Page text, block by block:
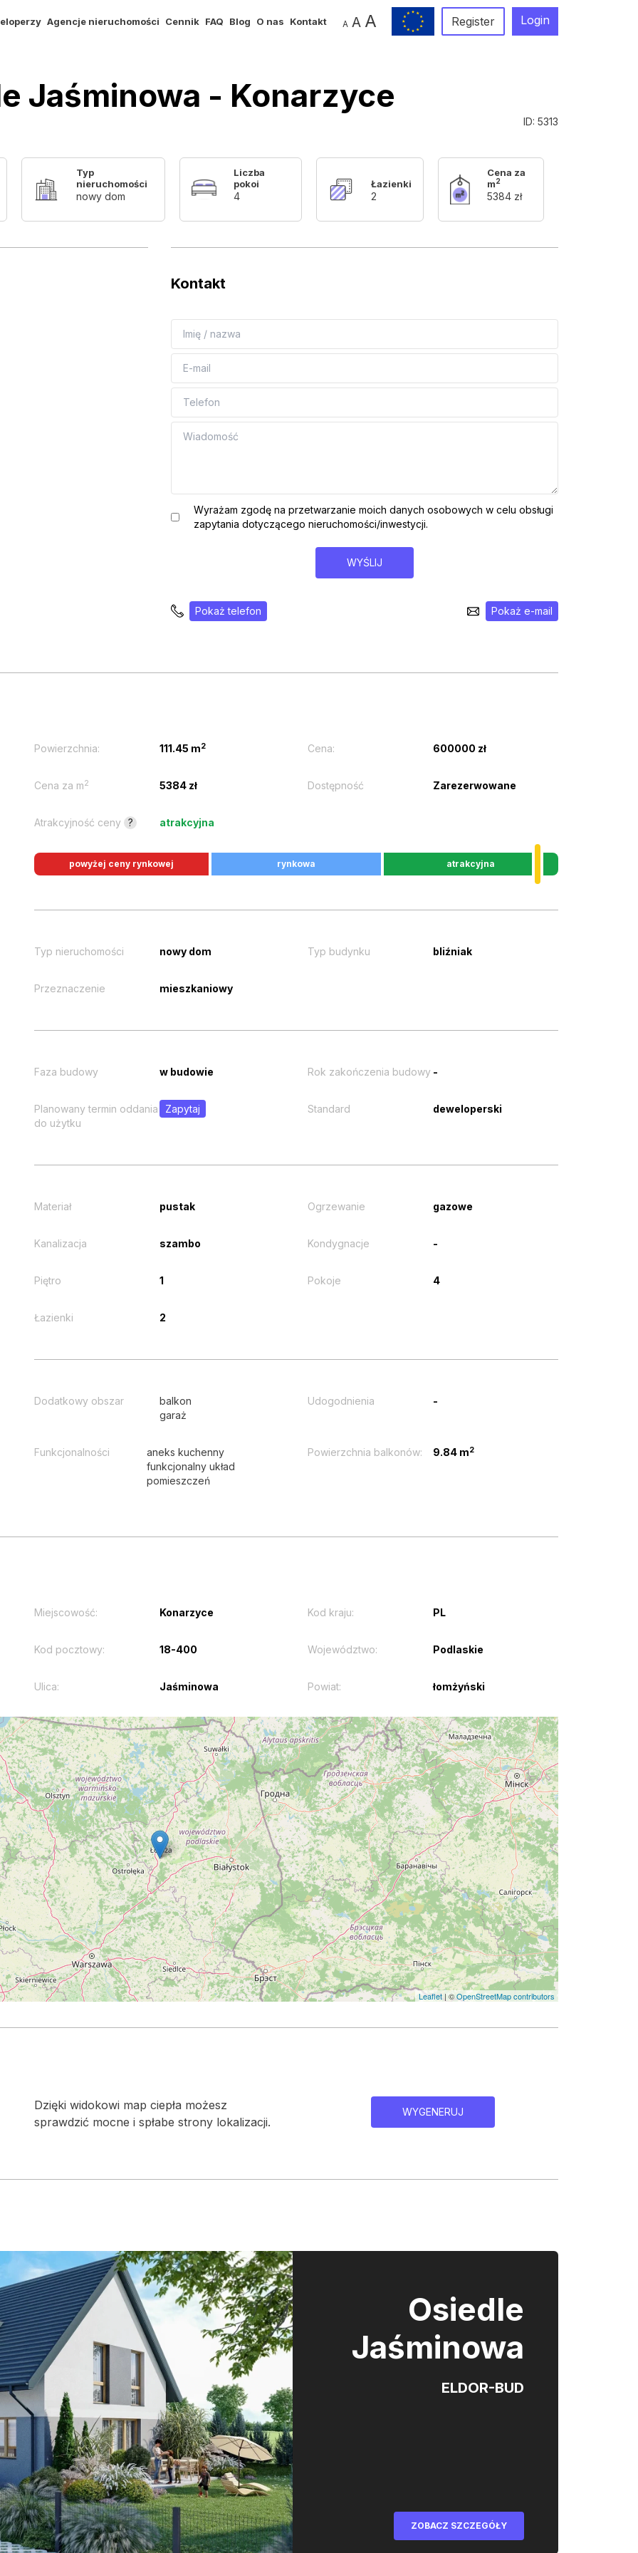
Agencje nieruchomości Cennik FAQ Blog O nas Kontakt A A A Register Login
Jaśminowa - Konarzyce
ID: 5313
Typ
nieruchomości
nowy dom
Liczba
pokoi
4
Łazienki
2
Cena za
m2
5384 zł
Kontakt
Wyrażam zgodę na przetwarzanie moich danych osobowych w celu obsługi
zapytania dotyczącego nieruchomości/inwestycji.
WYŚLIJ
Pokaż telefon Pokaż e-mail
Powierzchnia: 111.45 m2 Cena: 600000 zł
Cena za m2 5384 zł Dostępność Zarezerwowane
Atrakcyjność ceny ? atrakcyjna
powyżej ceny rynkowej rynkowa atrakcyjna
Typ nieruchomości nowy dom Typ budynku bliźniak
Przeznaczenie mieszkaniowy
Faza budowy w budowie Rok zakończenia budowy -
Planowany termin oddania
do użytku
Zapytaj Standard deweloperski
Materiał pustak Ogrzewanie gazowe
Kanalizacja szambo Kondygnacje -
Piętro 1 Pokoje 4
Łazienki 2
Dodatkowy obszar
balkon
garaż
Udogodnienia -
Funkcjonalności
aneks kuchenny
funkcjonalny układ
pomieszczeń
Powierzchnia balkonów: 9.84 m2
Miejscowość: Konarzyce Kod kraju: PL
Kod pocztowy: 18-400 Województwo: Podlaskie
Ulica: Jaśminowa Powiat: łomżyński
Leaflet | ©OpenStreetMap contributors
Dzięki widokowi map ciepła możesz
sprawdzić mocne i spłabe strony lokalizacji.
WYGENERUJ
Osiedle
Jaśminowa
ELDOR-BUD
ZOBACZ SZCZEGÓŁY